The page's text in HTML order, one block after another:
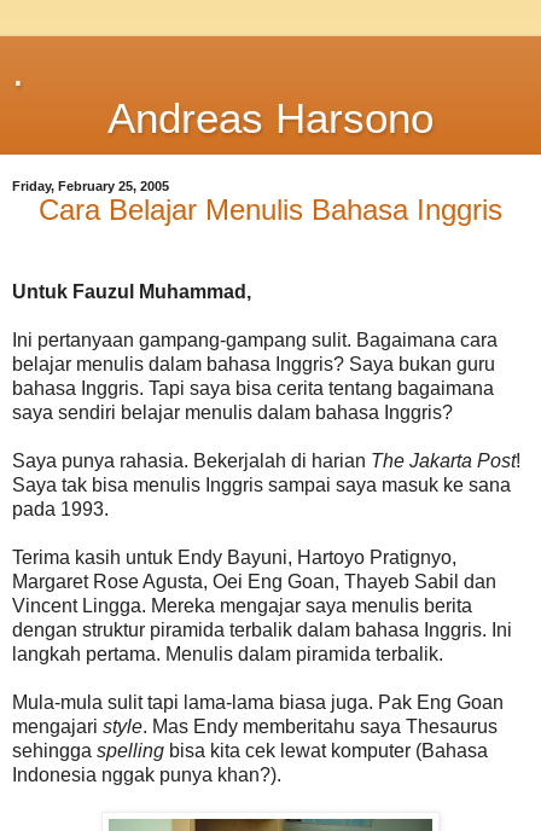
.
Andreas Harsono
Friday, February 25, 2005
Cara Belajar Menulis Bahasa Inggris
Untuk Fauzul Muhammad,
Ini pertanyaan gampang-gampang sulit. Bagaimana cara
belajar menulis dalam bahasa Inggris? Saya bukan guru
bahasa Inggris. Tapi saya bisa cerita tentang bagaimana
saya sendiri belajar menulis dalam bahasa Inggris?
Saya punya rahasia. Bekerjalah di harian The Jakarta Post!
Saya tak bisa menulis Inggris sampai saya masuk ke sana
pada 1993.
Terima kasih untuk Endy Bayuni, Hartoyo Pratignyo,
Margaret Rose Agusta, Oei Eng Goan, Thayeb Sabil dan
Vincent Lingga. Mereka mengajar saya menulis berita
dengan struktur piramida terbalik dalam bahasa Inggris. Ini
langkah pertama. Menulis dalam piramida terbalik.
Mula-mula sulit tapi lama-lama biasa juga. Pak Eng Goan
mengajari style. Mas Endy memberitahu saya Thesaurus
sehingga spelling bisa kita cek lewat komputer (Bahasa
Indonesia nggak punya khan?).